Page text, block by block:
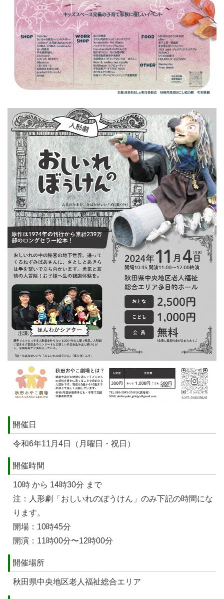
開催日
令和6年11月4日（月曜日・祝日）
開催時間
10時 から 14時30分 まで
注：人形劇「おしいれのぼうけん」のみ下記の時間にな
ります。
開場：10時45分
開演：11時00分〜12時00分
開催場所
秋田県中央地区老人福祉総合エリア